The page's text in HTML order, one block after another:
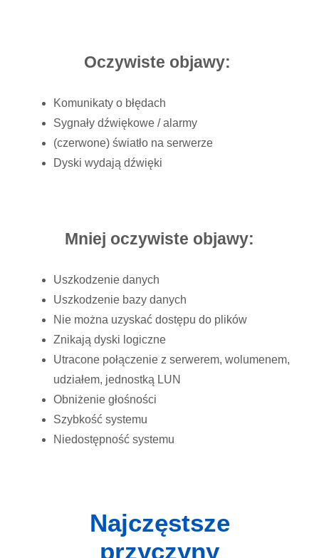
Oczywiste objawy:
Komunikaty o błędach
Sygnały dźwiękowe / alarmy
(czerwone) światło na serwerze
Dyski wydają dźwięki
Mniej oczywiste objawy:
Uszkodzenie danych
Uszkodzenie bazy danych
Nie można uzyskać dostępu do plików
Znikają dyski logiczne
Utracone połączenie z serwerem, wolumenem,
udziałem, jednostką LUN
Obniżenie głośności
Szybkość systemu
Niedostępność systemu
Najczęstsze
przyczyny